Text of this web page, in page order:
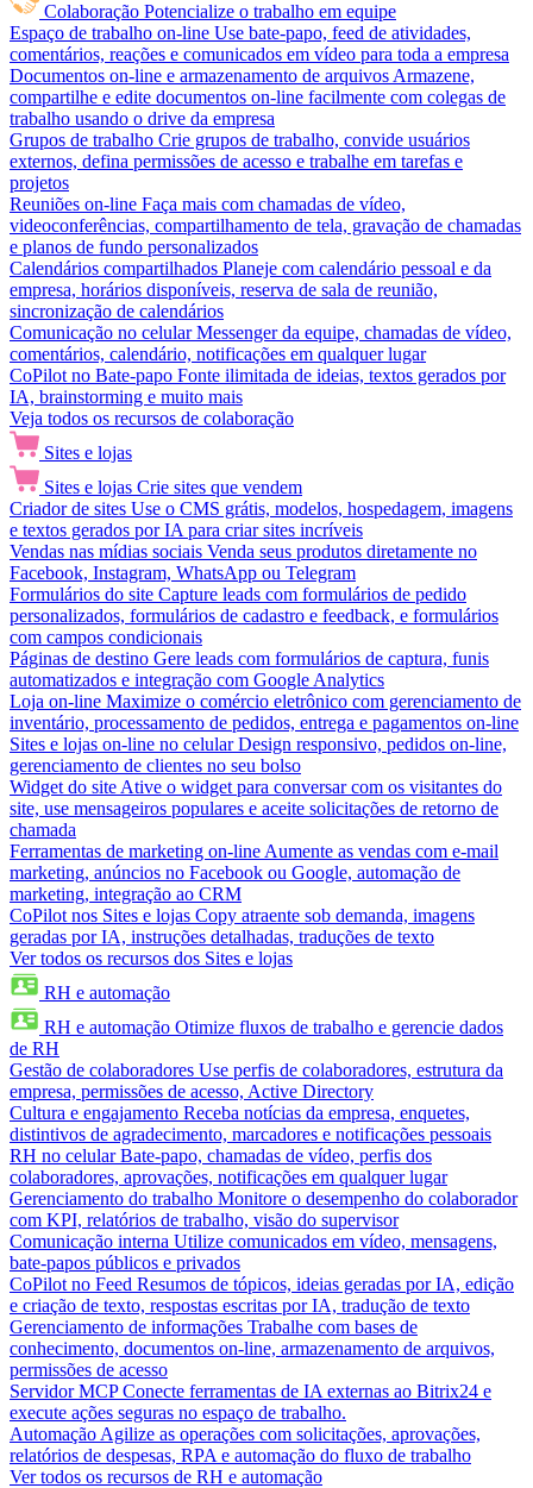
Colaboração Potencialize o trabalho em equipe
Espaço de trabalho on-line Use bate-papo, feed de atividades,
comentários, reações e comunicados em vídeo para toda a empresa
Documentos on-line e armazenamento de arquivos Armazene,
compartilhe e edite documentos on-line facilmente com colegas de
trabalho usando o drive da empresa
Grupos de trabalho Crie grupos de trabalho, convide usuários
externos, defina permissões de acesso e trabalhe em tarefas e
projetos
Reuniões on-line Faça mais com chamadas de vídeo,
videoconferências, compartilhamento de tela, gravação de chamadas
e planos de fundo personalizados
Calendários compartilhados Planeje com calendário pessoal e da
empresa, horários disponíveis, reserva de sala de reunião,
sincronização de calendários
Comunicação no celular Messenger da equipe, chamadas de vídeo,
comentários, calendário, notificações em qualquer lugar
CoPilot no Bate-papo Fonte ilimitada de ideias, textos gerados por
IA, brainstorming e muito mais
Veja todos os recursos de colaboração
Sites e lojas
Sites e lojas Crie sites que vendem
Criador de sites Use o CMS grátis, modelos, hospedagem, imagens
e textos gerados por IA para criar sites incríveis
Vendas nas mídias sociais Venda seus produtos diretamente no
Facebook, Instagram, WhatsApp ou Telegram
Formulários do site Capture leads com formulários de pedido
personalizados, formulários de cadastro e feedback, e formulários
com campos condicionais
Páginas de destino Gere leads com formulários de captura, funis
automatizados e integração com Google Analytics
Loja on-line Maximize o comércio eletrônico com gerenciamento de
inventário, processamento de pedidos, entrega e pagamentos on-line
Sites e lojas on-line no celular Design responsivo, pedidos on-line,
gerenciamento de clientes no seu bolso
Widget do site Ative o widget para conversar com os visitantes do
site, use mensageiros populares e aceite solicitações de retorno de
chamada
Ferramentas de marketing on-line Aumente as vendas com e-mail
marketing, anúncios no Facebook ou Google, automação de
marketing, integração ao CRM
CoPilot nos Sites e lojas Copy atraente sob demanda, imagens
geradas por IA, instruções detalhadas, traduções de texto
Ver todos os recursos dos Sites e lojas
RH e automação
RH e automação Otimize fluxos de trabalho e gerencie dados
de RH
Gestão de colaboradores Use perfis de colaboradores, estrutura da
empresa, permissões de acesso, Active Directory
Cultura e engajamento Receba notícias da empresa, enquetes,
distintivos de agradecimento, marcadores e notificações pessoais
RH no celular Bate-papo, chamadas de vídeo, perfis dos
colaboradores, aprovações, notificações em qualquer lugar
Gerenciamento do trabalho Monitore o desempenho do colaborador
com KPI, relatórios de trabalho, visão do supervisor
Comunicação interna Utilize comunicados em vídeo, mensagens,
bate-papos públicos e privados
CoPilot no Feed Resumos de tópicos, ideias geradas por IA, edição
e criação de texto, respostas escritas por IA, tradução de texto
Gerenciamento de informações Trabalhe com bases de
conhecimento, documentos on-line, armazenamento de arquivos,
permissões de acesso
Servidor MCP Conecte ferramentas de IA externas ao Bitrix24 e
execute ações seguras no espaço de trabalho.
Automação Agilize as operações com solicitações, aprovações,
relatórios de despesas, RPA e automação do fluxo de trabalho
Ver todos os recursos de RH e automação